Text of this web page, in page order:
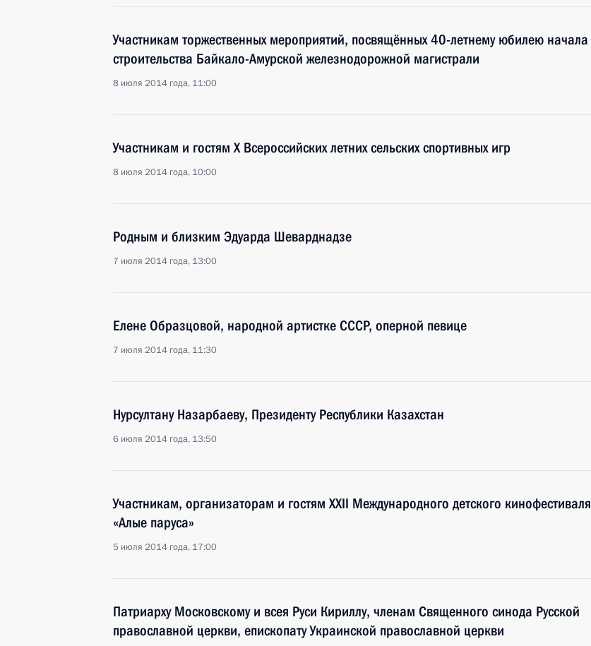
Участникам торжественных мероприятий, посвящённых 40-летнему юбилею начала
строительства Байкало-Амурской железнодорожной магистрали
8 июля 2014 года, 11:00
Участникам и гостям X Всероссийских летних сельских спортивных игр
8 июля 2014 года, 10:00
Родным и близким Эдуарда Шеварднадзе
7 июля 2014 года, 13:00
Елене Образцовой, народной артистке СССР, оперной певице
7 июля 2014 года, 11:30
Нурсултану Назарбаеву, Президенту Республики Казахстан
6 июля 2014 года, 13:50
Участникам, организаторам и гостям XXII Международного детского кинофестиваля
«Алые паруса»
5 июля 2014 года, 17:00
Патриарху Московскому и всея Руси Кириллу, членам Священного синода Русской
православной церкви, епископату Украинской православной церкви